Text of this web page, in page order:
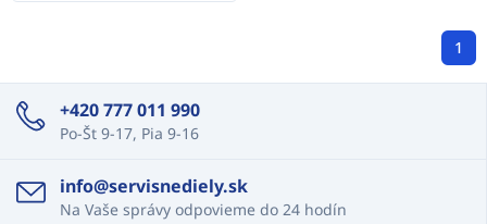
1
+420 777 011 990
Po-Št 9-17, Pia 9-16
info@servisnediely.sk
Na Vaše správy odpovieme do 24 hodín